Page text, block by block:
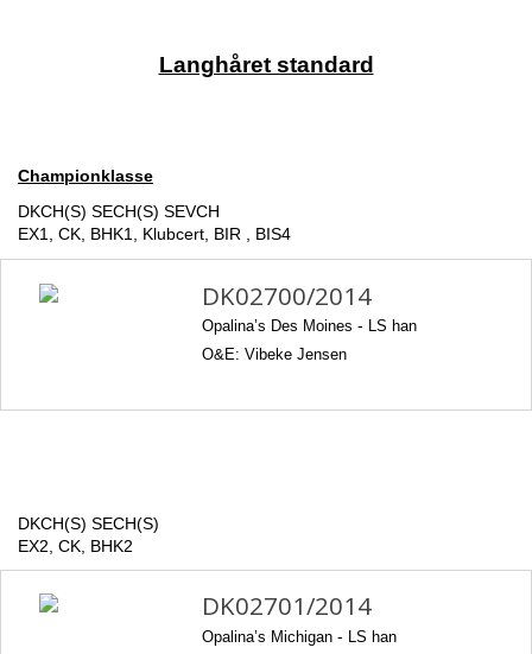
Langhåret standard
Championklasse
DKCH(S) SECH(S) SEVCH
EX1, CK, BHK1, Klubcert, BIR , BIS4
DK02700/2014
Opalina’s Des Moines - LS han
O&E: Vibeke Jensen
DKCH(S) SECH(S)
EX2, CK, BHK2
DK02701/2014
Opalina’s Michigan - LS han